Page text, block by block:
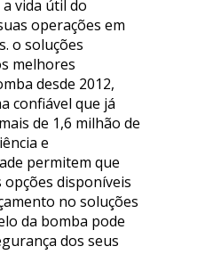
vida útil do
operações em
o soluções
melhores
desde 2012,
confiável que já
de 1,6 milhão de
e
permitem que
disponíveis
no soluções
da bomba pode
dos seus